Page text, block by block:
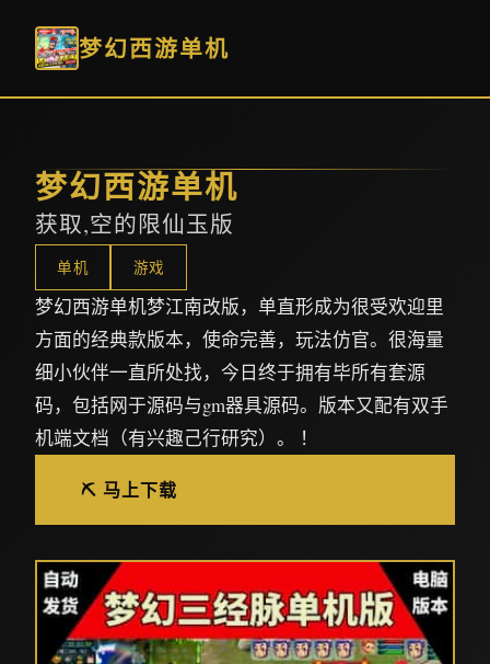
梦幻西游单机
梦幻西游单机
获取,空的限仙玉版
单机 游戏
梦幻西游单机梦江南改版，单直形成为很受欢迎里
方面的经典款版本，使命完善，玩法仿官。很海量
细小伙伴一直所处找，今日终于拥有毕所有套源
码，包括网于源码与gm器具源码。版本又配有双手
机端文档（有兴趣己行研究）。 ！
⛏️ 马上下载